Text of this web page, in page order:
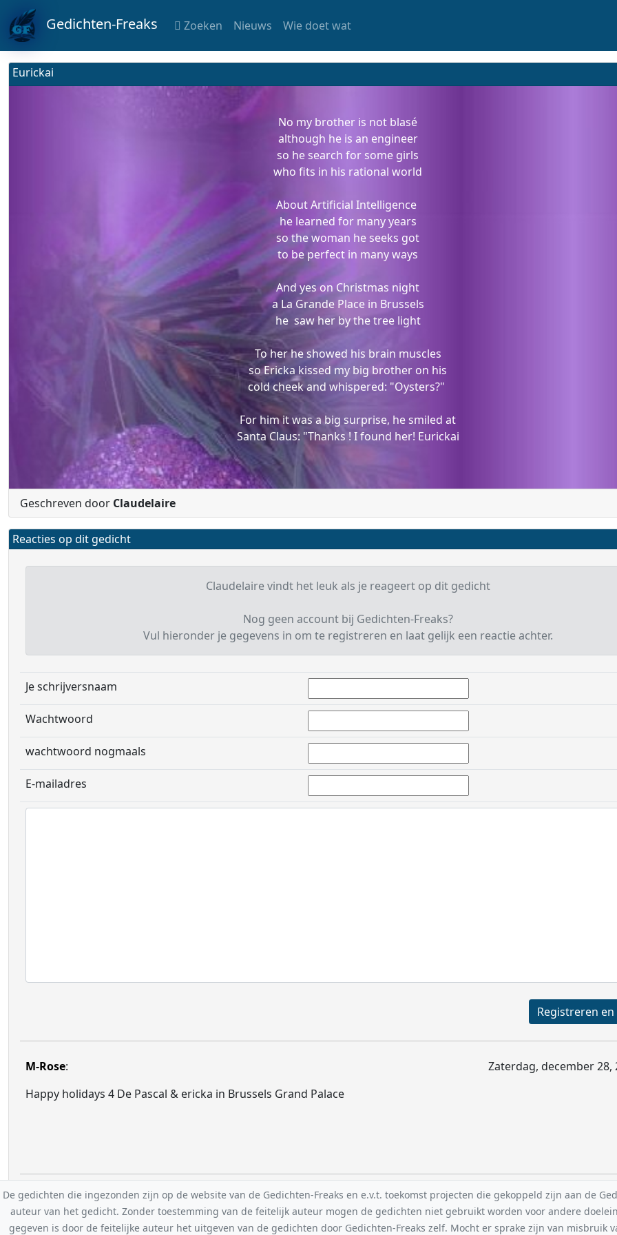
Gedichten-Freaks Zoeken Nieuws Wie doet wat
Eurickai
No my brother is not blasé
although he is an engineer
so he search for some girls
who fits in his rational world
About Artificial Intelligence
he learned for many years
so the woman he seeks got
to be perfect in many ways
And yes on Christmas night
a La Grande Place in Brussels
he saw her by the tree light
To her he showed his brain muscles
so Ericka kissed my big brother on his
cold cheek and whispered: "Oysters?"
For him it was a big surprise, he smiled at
Santa Claus: "Thanks ! I found her! Eurickai
Geschreven door Claudelaire
Reacties op dit gedicht
Claudelaire vindt het leuk als je reageert op dit gedicht
Nog geen account bij Gedichten-Freaks?
Vul hieronder je gegevens in om te registreren en laat gelijk een reactie achter.
Je schrijversnaam
Wachtwoord
wachtwoord nogmaals
E-mailadres
M-Rose:
Zaterdag, december 28,
Happy holidays 4 De Pascal & ericka in Brussels Grand Palace
De gedichten die ingezonden zijn op de website van de Gedichten-Freaks en e.v.t. toekomst projecten die gekoppeld zijn aan de
auteur van het gedicht. Zonder toestemming van de feitelijk auteur mogen de gedichten niet gebruikt worden voor andere
gegeven is door de feitelijke auteur het uitgeven van de gedichten door Gedichten-Freaks zelf. Mocht er sprake zijn van